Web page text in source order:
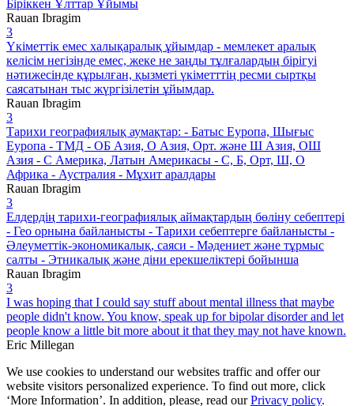
Біріккен Ұлттар Ұйымы
Rauan Ibragim
3
Үкіметтік емес халықаралық ұйымдар - мемлекет аралық
келісім негізінде емес, жеке не заңды тұлғалардың бірігуі
нәтижесінде құрылған, қызметі үкіметттің ресми сыртқы
саясатынан тыс жүргізілетін ұйымдар.
Rauan Ibragim
3
Тарихи географиялық аумақтар: - Батыс Еуропа, Шығыс
Еуропа - ТМД - ОБ Азия, О Азия, Орт. және Ш Азия, ОШ
Азия - С Америка, Латын Америкасы - С, Б, Орт, Ш, О
Африка - Аустралия - Мұхит аралдары
Rauan Ibragim
3
Елдердің тарихи-географиялық аймақтардың бөліну себептері
- Гео орнына байланысты - Тарихи себептерге байланысты -
Әлеуметтік-экономикалық, саяси - Мәдениет және тұрмыс
салты - Этникалық және діни ерекшеліктері бойынша
Rauan Ibragim
3
I was hoping that I could say stuff about mental illness that maybe
people didn't know. You know, speak up for bipolar disorder and let
people know a little bit more about it that they may not have known.
Eric Millegan
We use cookies to understand our websites traffic and offer our
website visitors personalized experience. To find out more, click
‘More Information’. In addition, please, read ourPrivacy policy.